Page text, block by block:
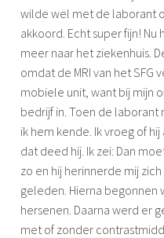
wilde wel met de laborant
akkoord. Echt super fijn!
meer naar het ziekenhuis.
omdat de MRI van het
mobiele unit, want bij mijn
bedrijf in. Toen de
ik hem kende. Ik vroeg of
dat deed hij. Ik zei: Dan
zo en hij herinnerde mij
geleden. Hierna begonnen
hersenen. Daarna werd er
met of zonder